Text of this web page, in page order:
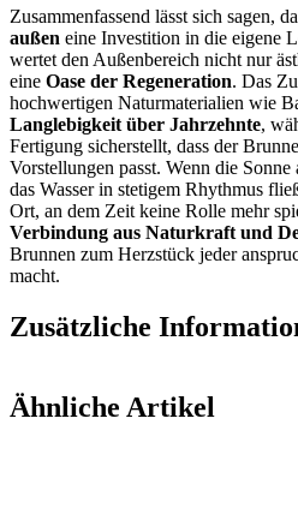
Zusammenfassend lässt sich sagen,
außen eine Investition in die eigene
wertet den Außenbereich nicht nur
eine Oase der Regeneration. Das
hochwertigen Naturmaterialien wie
Langlebigkeit über Jahrzehnte,
Fertigung sicherstellt, dass der
Vorstellungen passt. Wenn die
das Wasser in stetigem Rhythmus
Ort, an dem Zeit keine Rolle mehr
Verbindung aus Naturkraft und
Brunnen zum Herzstück jeder
macht.
Zusätzliche
Ähnliche Artikel